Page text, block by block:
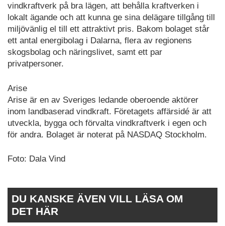
vindkraftverk på bra lägen, att behålla kraftverken i
lokalt ägande och att kunna ge sina delägare tillgång till
miljövänlig el till ett attraktivt pris. Bakom bolaget står
ett antal energibolag i Dalarna, flera av regionens
skogsbolag och näringslivet, samt ett par
privatpersoner.
Arise
Arise är en av Sveriges ledande oberoende aktörer
inom landbaserad vindkraft. Företagets affärsidé är att
utveckla, bygga och förvalta vindkraftverk i egen och
för andra. Bolaget är noterat på NASDAQ Stockholm.
Foto: Dala Vind
DU KANSKE ÄVEN VILL LÄSA OM
DET HÄR